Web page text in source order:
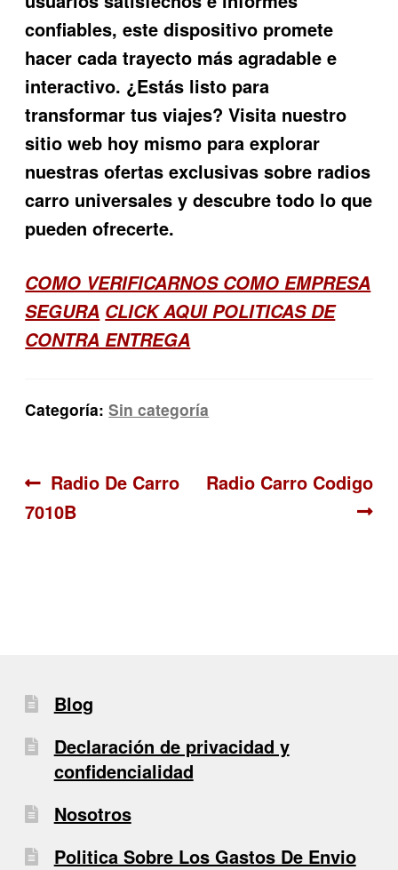
confiables, este dispositivo promete
hacer cada trayecto más agradable e
interactivo. ¿Estás listo para
transformar tus viajes? Visita nuestro
sitio web hoy mismo para explorar
nuestras ofertas exclusivas sobre radios
carro universales y descubre todo lo que
pueden ofrecerte.
COMO VERIFICARNOS COMO EMPRESA
SEGURA CLICK AQUI POLITICAS DE
CONTRA ENTREGA
Categoría:Sin categoría
Navegación
de
Anterior:
Radio De Carro
7010B
Siguiente:
Radio Carro Codigo
Blog
Declaración de privacidad y
confidencialidad
Nosotros
Politica Sobre Los Gastos De Envio